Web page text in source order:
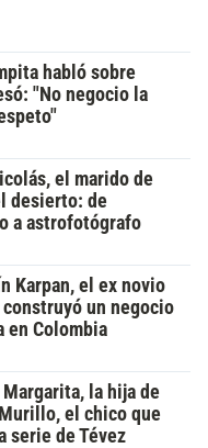
habló sobre
"No negocio la
el marido de
desierto: de
a astrofotógrafo
Karpan, el ex novio
un negocio
en Colombia
la hija de
el chico que
serie de Tévez